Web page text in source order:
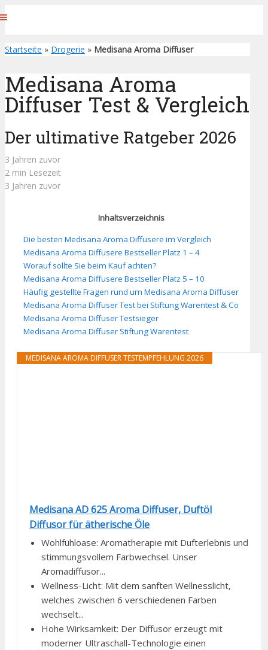
Startseite » Drogerie » Medisana Aroma Diffuser
Medisana Aroma
Diffuser Test & Vergleich
Der ultimative Ratgeber 2026
3 Jahren zuvor
2 min Lesezeit
3 Jahren zuvor
Inhaltsverzeichnis
Die besten Medisana Aroma Diffusere im Vergleich
Medisana Aroma Diffusere Bestseller Platz 1 – 4
Worauf sollte Sie beim Kauf achten?
Medisana Aroma Diffusere Bestseller Platz 5 – 10
Häufig gestellte Fragen rund um Medisana Aroma Diffuser
Medisana Aroma Diffuser Test bei Stiftung Warentest & Co
Medisana Aroma Diffuser Testsieger
Medisana Aroma Diffuser Stiftung Warentest
MEDISANA AROMA DIFFUSER TESTEMPFEHLUNG 2026
Medisana AD 625 Aroma Diffuser, Duftöl
Diffusor für ätherische Öle
Wohlfühloase: Aromatherapie mit Dufterlebnis und
stimmungsvollem Farbwechsel. Unser
Aromadiffusor...
Wellness-Licht: Mit dem sanften Wellnesslicht,
welches zwischen 6 verschiedenen Farben
wechselt...
Hohe Wirksamkeit: Der Diffusor erzeugt mit
moderner Ultraschall-Technologie einen